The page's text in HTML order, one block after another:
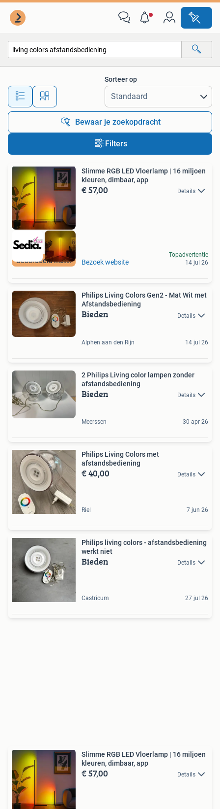
Alle afstanden…
Sorteer op
Bewaar je zoekopdracht
Filters
Beoordeeld met 9+
Slimme RGB LED Vloerlamp | 16 miljoen
kleuren, dimbaar, app
€ 57,00 Details
Bezoek website
Topadvertentie
14 jul 26
Philips Living Colors Gen2 - Mat Wit met
Afstandsbediening
Bieden Details
Alphen aan den Rijn 14 jul 26
2 Philips Living color lampen zonder
afstandsbediening
Bieden Details
Meerssen 30 apr 26
Philips Living Colors met
afstandsbediening
€ 40,00 Details
Riel 7 jun 26
Philips living colors - afstandsbediening
werkt niet
Bieden Details
Castricum 27 jul 26
Slimme RGB LED Vloerlamp | 16 miljoen
kleuren, dimbaar, app
€ 57,00 Details